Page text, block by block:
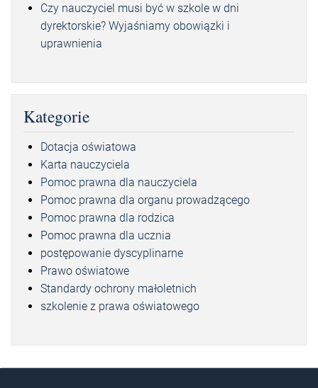
Czy nauczyciel musi być w szkole w dni
dyrektorskie? Wyjaśniamy obowiązki i
uprawnienia
Kategorie
Dotacja oświatowa
Karta nauczyciela
Pomoc prawna dla nauczyciela
Pomoc prawna dla organu prowadzącego
Pomoc prawna dla rodzica
Pomoc prawna dla ucznia
postępowanie dyscyplinarne
Prawo oświatowe
Standardy ochrony małoletnich
szkolenie z prawa oświatowego